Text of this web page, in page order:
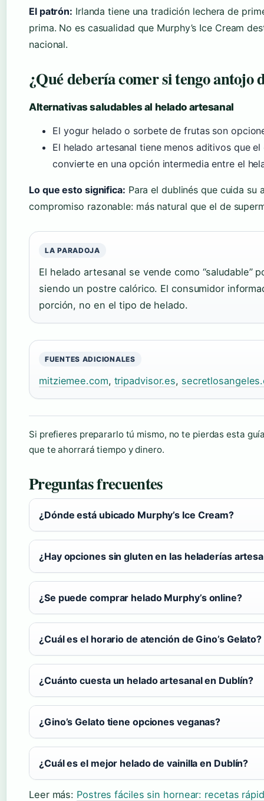
El patrón: Irlanda tiene una tradición lechera de
prima. No es casualidad que Murphy’s Ice Cream
nacional.
¿Qué debería comer si tengo antojo
Alternativas saludables al helado artesanal
El yogur helado o sorbete de frutas son
El helado artesanal tiene menos aditivos que
convierte en una opción intermedia entre el
Lo que esto significa: Para el dublinés que cuida su
compromiso razonable: más natural que el de
LA PARADOJA
El helado artesanal se vende como “saludable”
siendo un postre calórico. El consumidor
porción, no en el tipo de helado.
FUENTES ADICIONALES
mitziemee.com, tripadvisor.es,
Si prefieres prepararlo tú mismo, no te pierdas esta
que te ahorrará tiempo y dinero.
Preguntas frecuentes
¿Dónde está ubicado Murphy’s Ice Cream?
¿Hay opciones sin gluten en las heladerías
¿Se puede comprar helado Murphy’s online?
¿Cuál es el horario de atención de Gino’s Gelato?
¿Cuánto cuesta un helado artesanal en Dublín?
¿Gino’s Gelato tiene opciones veganas?
¿Cuál es el mejor helado de vainilla en Dublín?
Leer más: Postres fáciles sin hornear: recetas